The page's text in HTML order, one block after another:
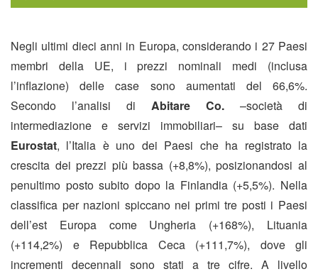
Negli ultimi dieci anni in Europa, considerando i 27 Paesi
membri della UE, i prezzi nominali medi (inclusa
l’inflazione) delle case sono aumentati del 66,6%.
Secondo l’analisi di Abitare Co. –società di
intermediazione e servizi immobiliari– su base dati
Eurostat, l’Italia è uno dei Paesi che ha registrato la
crescita dei prezzi più bassa (+8,8%), posizionandosi al
penultimo posto subito dopo la Finlandia (+5,5%). Nella
classifica per nazioni spiccano nei primi tre posti i Paesi
dell’est Europa come Ungheria (+168%), Lituania
(+114,2%) e Repubblica Ceca (+111,7%), dove gli
incrementi decennali sono stati a tre cifre. A livello